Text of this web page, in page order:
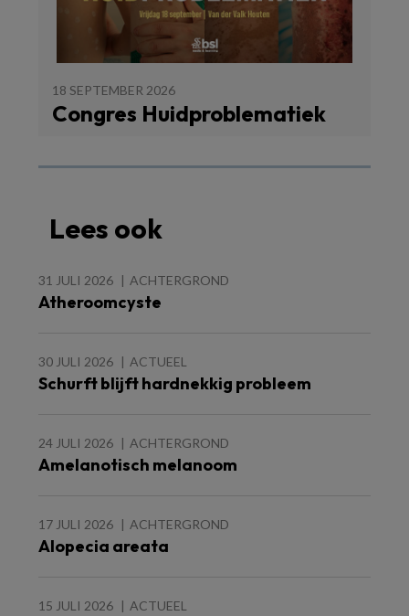
18 SEPTEMBER 2026
Congres Huidproblematiek
Lees ook
31 JULI 2026 ACHTERGROND
Atheroomcyste
30 JULI 2026 ACTUEEL
Schurft blijft hardnekkig probleem
24 JULI 2026 ACHTERGROND
Amelanotisch melanoom
17 JULI 2026 ACHTERGROND
Alopecia areata
15 JULI 2026 ACTUEEL